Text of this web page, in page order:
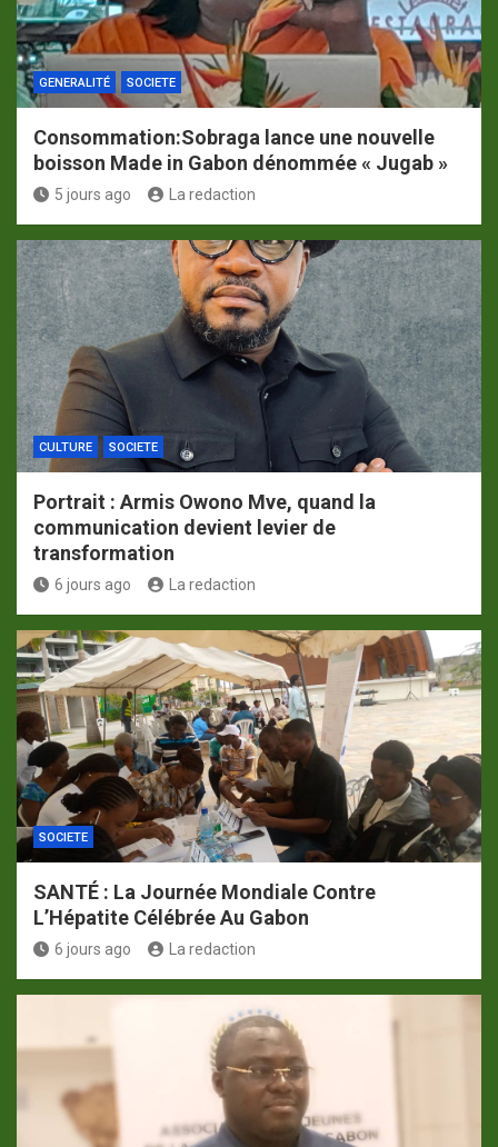
GENERALITÉ SOCIETE
Consommation:Sobraga lance une nouvelle
boisson Made in Gabon dénommée « Jugab »
5 jours ago La redaction
CULTURE SOCIETE
Portrait : Armis Owono Mve, quand la
communication devient levier de
transformation
6 jours ago La redaction
SOCIETE
SANTÉ : La Journée Mondiale Contre
L’Hépatite Célébrée Au Gabon
6 jours ago La redaction